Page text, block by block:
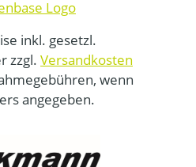
inkl. gesetzl.
zzgl. Versandkosten
wenn
angegeben.